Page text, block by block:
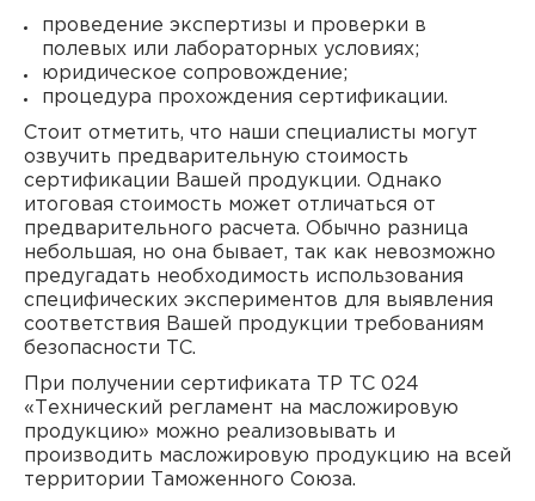
проведение экспертизы и проверки в
полевых или лабораторных условиях;
юридическое сопровождение;
процедура прохождения сертификации.
Стоит отметить, что наши специалисты могут
озвучить предварительную стоимость
сертификации Вашей продукции. Однако
итоговая стоимость может отличаться от
предварительного расчета. Обычно разница
небольшая, но она бывает, так как невозможно
предугадать необходимость использования
специфических экспериментов для выявления
соответствия Вашей продукции требованиям
безопасности ТС.
При получении сертификата ТР ТС 024
«Технический регламент на масложировую
продукцию» можно реализовывать и
производить масложировую продукцию на всей
территории Таможенного Союза.